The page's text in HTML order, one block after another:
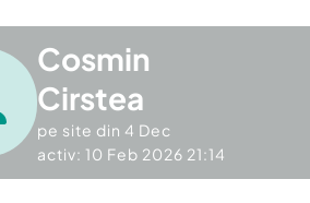
Cosmin
Cirstea
pe site din 4 Dec
activ: 10 Feb 2026 21:14